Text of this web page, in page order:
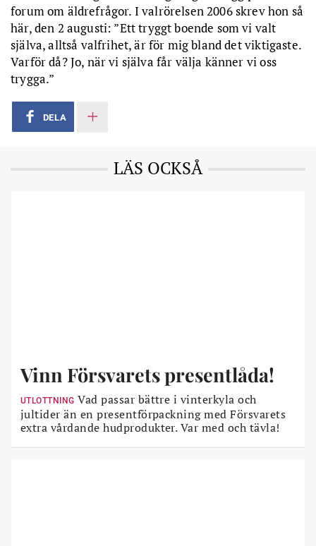
forum om äldrefrågor. I valrörelsen 2006 skrev hon så
här, den 2 augusti: ”Ett tryggt boende som vi valt
själva, alltså valfrihet, är för mig bland det viktigaste.
Varför då? Jo, när vi själva får välja känner vi oss
trygga.”
DELA
LÄS OCKSÅ
Vinn Försvarets presentlåda!
UTLOTTNING Vad passar bättre i vinterkyla och
jultider än en presentförpackning med Försvarets
extra vårdande hudprodukter. Var med och tävla!